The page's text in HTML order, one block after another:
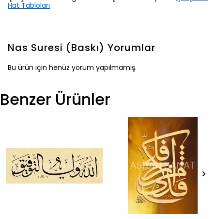
Hat Tabloları
Nas Suresi (Baskı) Yorumlar
Bu ürün için henüz yorum yapılmamış.
Benzer Ürünler